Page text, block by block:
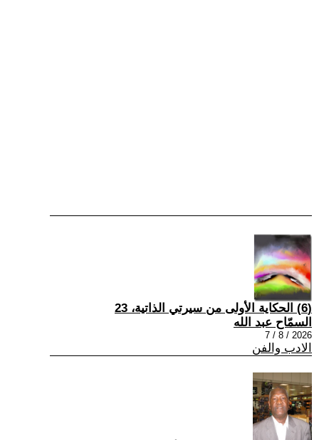
(6) الحكاية الأولى من سيرتي الذاتية، 23
السمّاح عبد الله
2026 / 8 / 7
الادب والفن